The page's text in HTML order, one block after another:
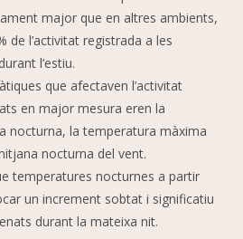
major que en altres ambients,
de l’activitat registrada a les
l’estiu.
que afectaven l’activitat
en major mesura eren la
nocturna, la temperatura màxima
nocturna del vent.
temperatures nocturnes a partir
un increment sobtat i significatiu
durant la mateixa nit.